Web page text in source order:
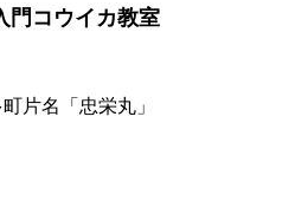
門コウイカ教室
片名「忠栄丸」